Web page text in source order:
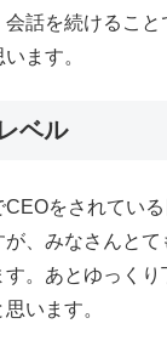
会話を続けるこ
ます。
ベル
をされてい
、みなさんとて
す。あとゆっく
います。